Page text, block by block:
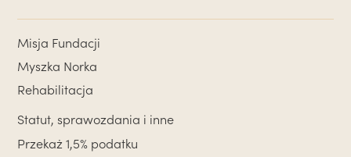
Misja Fundacji
Myszka Norka
Rehabilitacja
Statut, sprawozdania i inne
Przekaż 1,5% podatku